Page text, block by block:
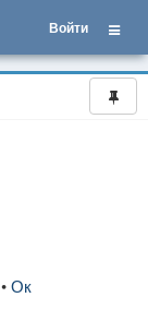
Войти
•Ок